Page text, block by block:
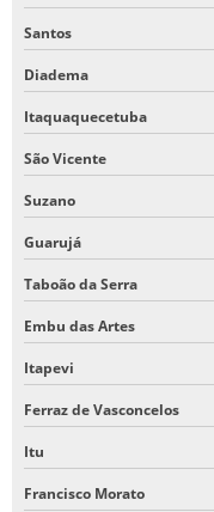
Santos
Diadema
Itaquaquecetuba
São Vicente
Suzano
Guarujá
Taboão da Serra
Embu das Artes
Itapevi
Ferraz de Vasconcelos
Itu
Francisco Morato